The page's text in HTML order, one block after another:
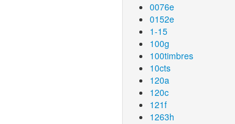
0076e
0152e
1-15
100g
100timbres
10cts
120a
120c
121f
1263h